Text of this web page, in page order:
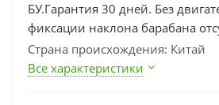
БУ.Гарантия 30 дней. Без
фиксации наклона барабана
упаковки.Объем 120 л,мощ.0,55
Страна происхождения: Китай
Все характеристики